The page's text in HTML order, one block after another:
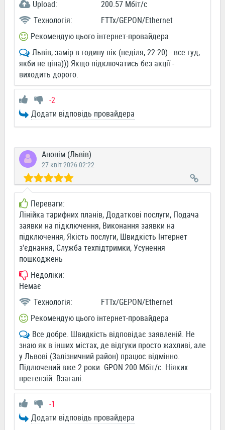
Upload:
200.57 Мбіт/c
Технологія:
FTTx/GEPON/Ethernet
Рекомендую цього інтернет-провайдера
Львів, замір в годину пік (неділя, 22:20) - все гуд,
якби не ціна))) Якщо підключатись без акції -
виходить дорого.
-2
Додати відповідь провайдера
Анонім (Львів)
27 квіт 2026 02:22
Переваги:
Лінійка тарифних планів, Додаткові послуги, Подача
заявки на підключення, Виконання заявки на
підключення, Якість послуги, Швидкість Інтернет
з'єднання, Служба техпідтримки, Усунення
пошкоджень
Недоліки:
Немає
Технологія:
FTTx/GEPON/Ethernet
Рекомендую цього інтернет-провайдера
Все добре. Швидкість відповідає заявленій. Не
знаю як в інших містах, де відгуки просто жахливі, але
у Львові (Залізничний район) працює відмінно.
Підлючений вже 2 роки. GPON 200 Мбіт/с. Ніяких
претензій. Взагалі.
-1
Додати відповідь провайдера